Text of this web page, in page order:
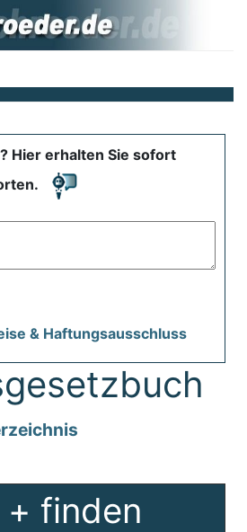
Hier erhalten Sie sofort
& Haftungsausschluss
+ finden